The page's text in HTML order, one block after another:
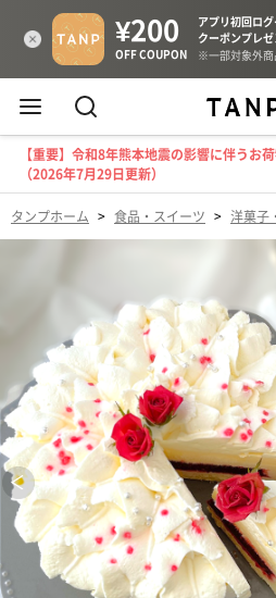
【重要】令和8年熊本地震の影響に伴うお
（2026年7月29日更新）
タンプホーム > 食品・スイーツ > 洋菓子